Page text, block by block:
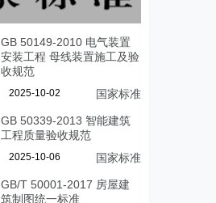
GB 50149-2010 电气装置
安装工程 母线装置施工及验
收规范
2025-10-02 国家标准
GB 50339-2013 智能建筑
工程质量验收规范
2025-10-06 国家标准
GB/T 50001-2017 房屋建
筑制图统一标准